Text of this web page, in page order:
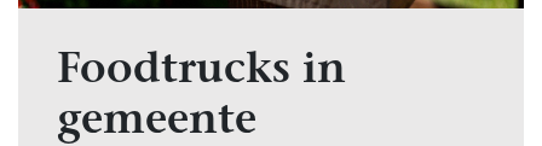
Foodtrucks in
gemeente